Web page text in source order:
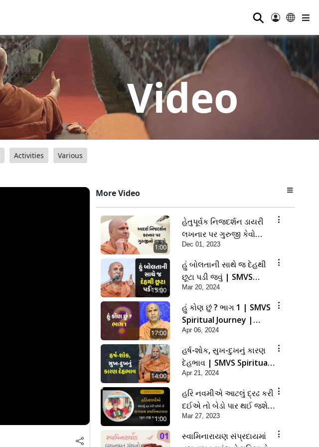
⚲
Video
Activities Various
More Video
1:00
હેતુપૂર્વક નિજદર્શન ડાયરી
લખનાર પર ગુરુજી કેવો
રાજીપો વરસાવશે ?
Dec 01, 2023
15:00
હું બોલતાની સાથે જ દેહથી
છૂટા પડી જવું | SMVS
Spiritual Journey |
Anadimukta Gyan
Mar 20, 2024
17:00
હું કોણ છું ? ભાગ 1 | SMVS
Spiritual Journey |
Anadimukta Gyan
Apr 06, 2024
14:00
હર્ષ-શોક, સુખ-દુખનું કારણ
દેહભાવ | SMVS Spiritual
Journey | Anadimukta
Gyan
Apr 21, 2024
1:00
હરિ નવમીએ આટલું દ્રઢ કરી
દઈએ તો બેડો પાર થઈ જશે..
| Hari Navmi 2023 |
Swaninarayan | SMVS |
Mar 27, 2023
સ્વામિનારાયણ સંપ્રદાયમાં